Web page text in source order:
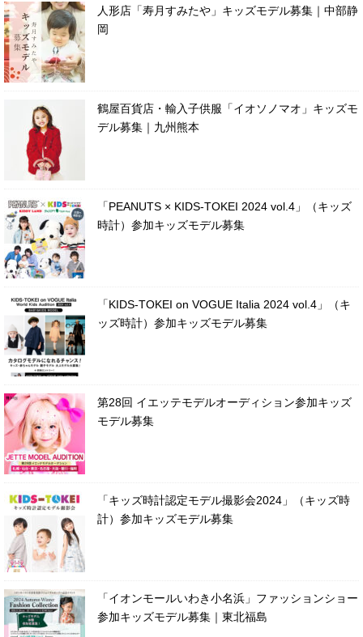
人形店「寿月すみたや」キッズモデル募集｜中部静
岡
鶴屋百貨店・輸入子供服「イオソノマオ」キッズモ
デル募集｜九州熊本
「PEANUTS × KIDS-TOKEI 2024 vol.4」（キッズ
時計）参加キッズモデル募集
「KIDS-TOKEI on VOGUE Italia 2024 vol.4」（キ
ッズ時計）参加キッズモデル募集
第28回 イエッテモデルオーディション参加キッズ
モデル募集
「キッズ時計認定モデル撮影会2024」（キッズ時
計）参加キッズモデル募集
「イオンモールいわき小名浜」ファッションショー
参加キッズモデル募集｜東北福島